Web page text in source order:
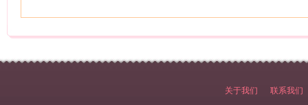
关于我们 联系我们